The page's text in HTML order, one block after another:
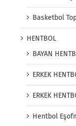
Basketbol
HENTBOL
BAYAN
ERKEK
ERKEK
Hentbol